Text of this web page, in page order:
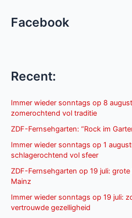
Facebook
Recent:
Immer wieder sonntags op 8
zomerochtend vol traditie
ZDF-Fernsehgarten: “Rock im
Immer wieder sonntags op 1
schlagerochtend vol sfeer
ZDF-Fernsehgarten op 19 juli:
Mainz
Immer wieder sonntags op 19 juli:
vertrouwde gezelligheid